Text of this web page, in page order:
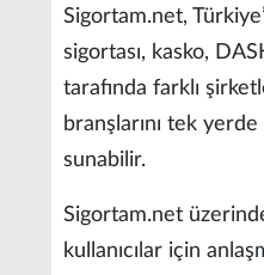
Sigortam.net,
sigortası, kasko,
tarafında farklı
branşlarını tek
sunabilir.
Sigortam.net
kullanıcılar için